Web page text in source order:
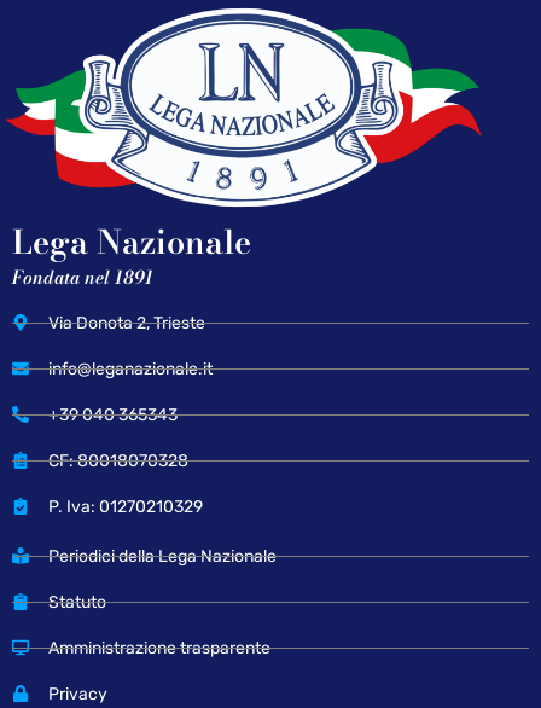
Lega Nazionale
Fondata nel 1891
Via Donota 2, Trieste
info@leganazionale.it
+39 040 365343
CF: 80018070328
P. Iva: 01270210329
Periodici della Lega Nazionale
Statuto
Amministrazione trasparente
Privacy